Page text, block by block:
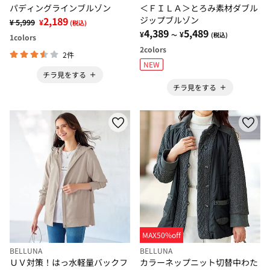
パディングラインブルゾン
¥ 5,999 ¥2,189 (税込)
1colors
2件
チラ見をする
＜ＦＩＬＡ＞とろみ素材ダブル
ジップブルゾン
¥4,389 ～ ¥5,489 (税込)
2colors
NEW
チラ見をする
BELLUNA
ＵＶ対策！はっ水軽量バックフ
MAX50%off
BELLUNA
カラーネップニット切替中わた